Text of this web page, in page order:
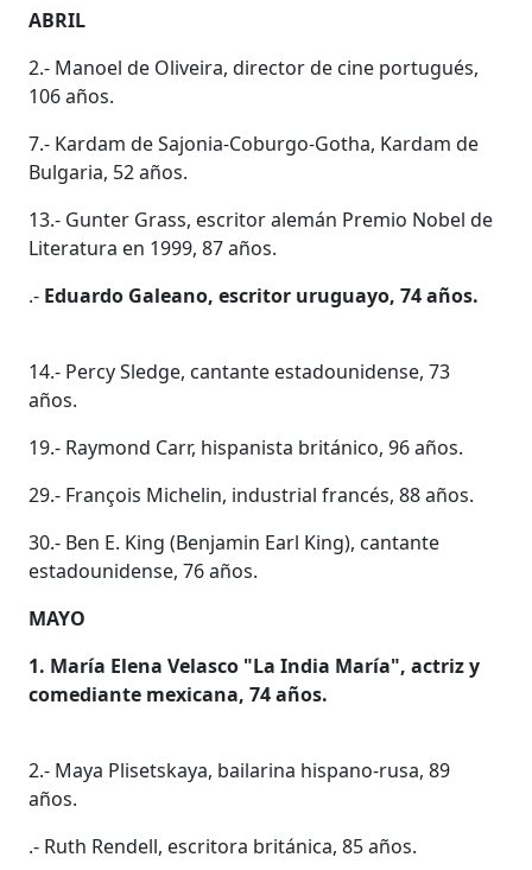
ABRIL
2.- Manoel de Oliveira, director de cine portugués,
106 años.
7.- Kardam de Sajonia-Coburgo-Gotha, Kardam de
Bulgaria, 52 años.
13.- Gunter Grass, escritor alemán Premio Nobel de
Literatura en 1999, 87 años.
.- Eduardo Galeano, escritor uruguayo, 74 años.
14.- Percy Sledge, cantante estadounidense, 73
años.
19.- Raymond Carr, hispanista británico, 96 años.
29.- François Michelin, industrial francés, 88 años.
30.- Ben E. King (Benjamin Earl King), cantante
estadounidense, 76 años.
MAYO
1. María Elena Velasco "La India María", actriz y
comediante mexicana, 74 años.
2.- Maya Plisetskaya, bailarina hispano-rusa, 89
años.
.- Ruth Rendell, escritora británica, 85 años.